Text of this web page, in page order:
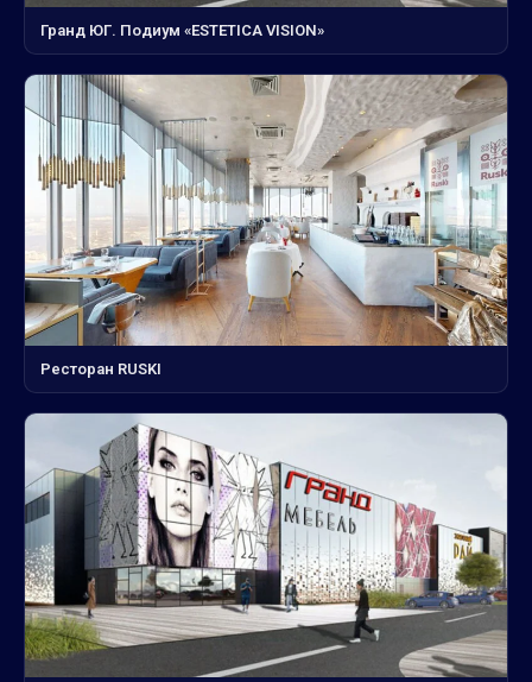
Гранд ЮГ. Подиум «ESTETICA VISION»
Ресторан RUSKI